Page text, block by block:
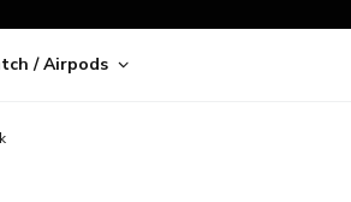
/ Airpods